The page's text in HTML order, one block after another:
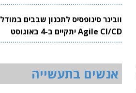
2026
וובינר סינופסיס לתכנון שבבים במודל
Agile CI/CD יתקיים ב-4 באוגוסט
2026
אנשים בתעשייה